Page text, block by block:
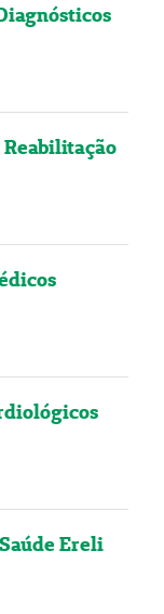
Reabilitação
Ereli